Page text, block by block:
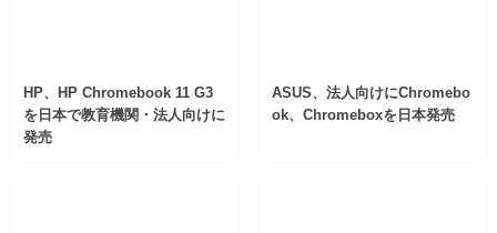
HP、HP Chromebook 11 G3
を日本で教育機関・法人向けに
発売
ASUS、法人向けにChromebo
ok、Chromeboxを日本発売